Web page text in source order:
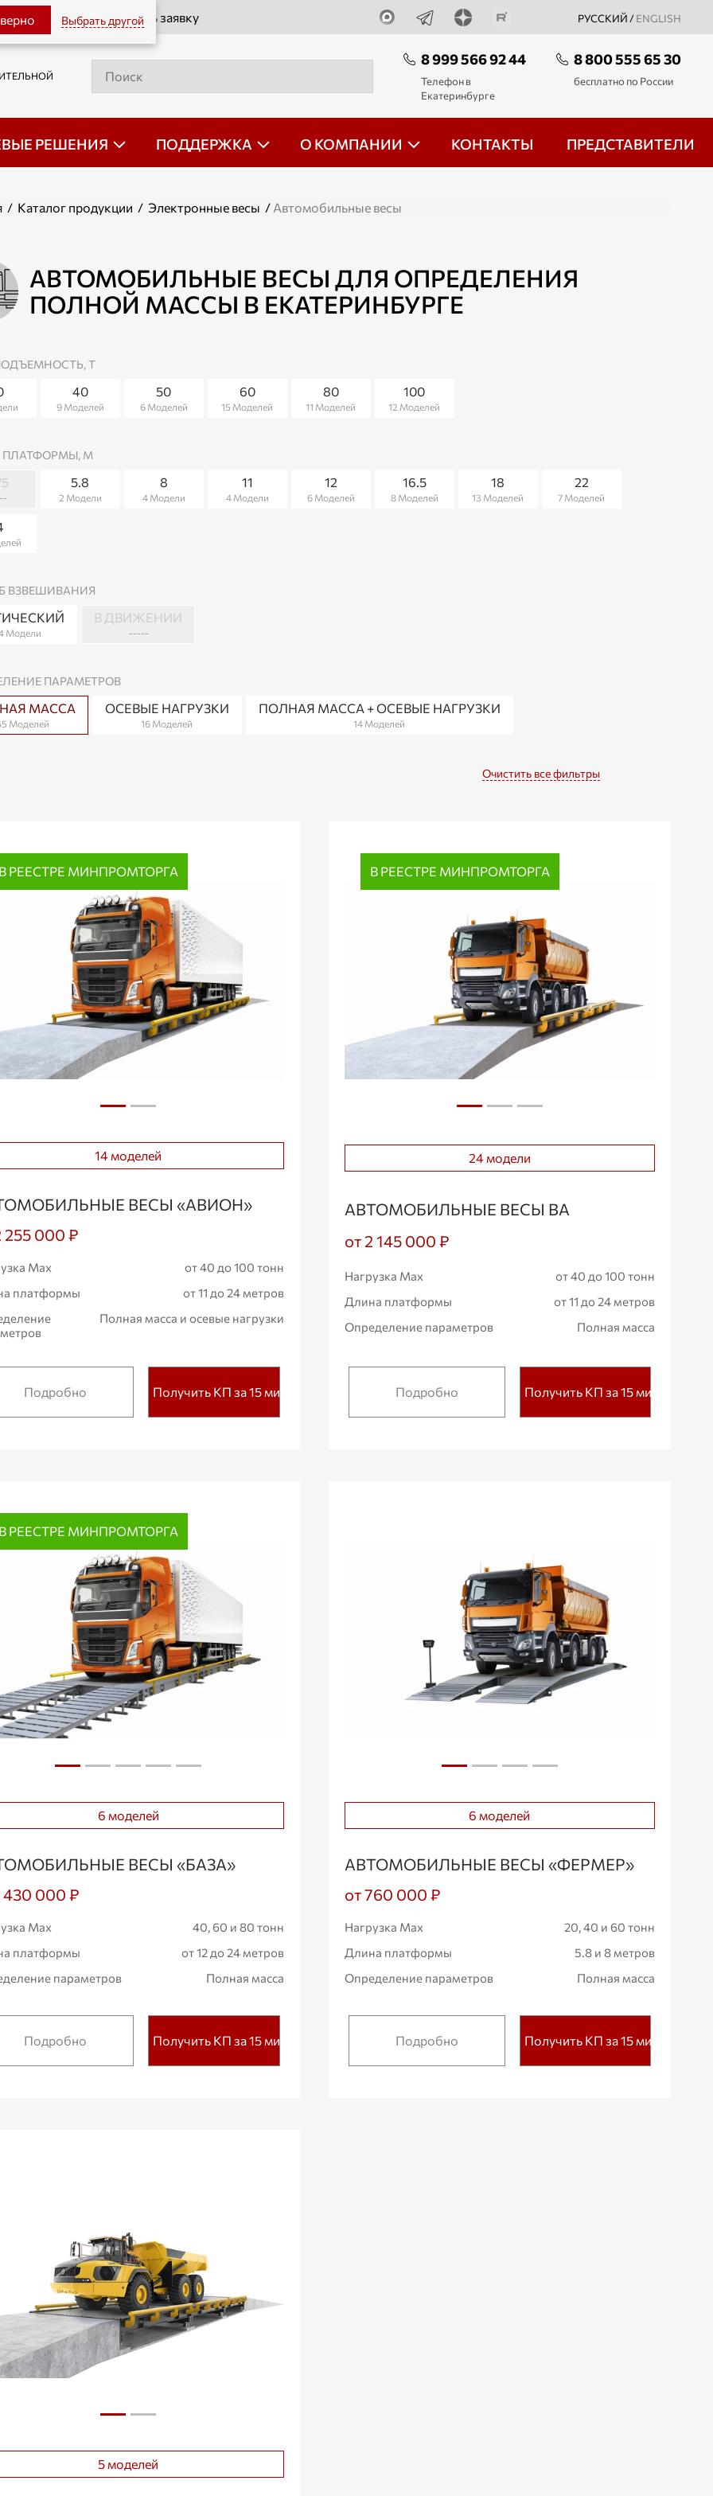
Выбрать другой РУССКИЙ / ENGLISH
Оставить заявку
8 999 566 92 44
Телефон в
Екатеринбурге
8 800 555 65 30
бесплатно по России
РЕШЕНИЯ ПОДДЕРЖКА О КОМПАНИИ КОНТАКТЫ ПРЕДСТАВИТЕЛИ
/ Каталог продукции / Электронные весы / Автомобильные весы
АВТОМОБИЛЬНЫЕ ВЕСЫ ДЛЯ ОПРЕДЕЛЕНИЯ
ПОЛНОЙ МАССЫ В ЕКАТЕРИНБУРГЕ
Т
40
9 Моделей
50
6 Моделей
60
15 Моделей
80
11 Моделей
100
12 Моделей
М
5.8
2 Модели
8
4 Модели
11
4 Модели
12
6 Моделей
16.5
8 Моделей
18
13 Моделей
22
7 Моделей
ВЗВЕШИВАНИЯ
Модели
В ДВИЖЕНИИ
-----
ПАРАМЕТРОВ
МАССА
Моделей
ОСЕВЫЕ НАГРУЗКИ
16 Моделей
ПОЛНАЯ МАССА + ОСЕВЫЕ НАГРУЗКИ
14 Моделей
Очистить все фильтры
В РЕЕСТРЕ МИНПРОМТОРГА
14 моделей
ВЕСЫ «АВИОН»
255 000 ₽
Max
от 40 до 100 тонн
платформы
от 11 до 24 метров
Полная масса и осевые нагрузки
Подробно Получить КП за 15 мин.
В РЕЕСТРЕ МИНПРОМТОРГА
24 модели
АВТОМОБИЛЬНЫЕ ВЕСЫ ВА
от 2 145 000 ₽
Нагрузка Max
от 40 до 100 тонн
Длина платформы
от 11 до 24 метров
Определение параметров
Полная масса
Подробно Получить КП за 15 мин.
В РЕЕСТРЕ МИНПРОМТОРГА
6 моделей
ВЕСЫ «БАЗА»
430 000 ₽
Max
40, 60 и 80 тонн
платформы
от 12 до 24 метров
параметров
Полная масса
Подробно Получить КП за 15 мин.
6 моделей
АВТОМОБИЛЬНЫЕ ВЕСЫ «ФЕРМЕР»
от 760 000 ₽
Нагрузка Max
20, 40 и 60 тонн
Длина платформы
5.8 и 8 метров
Определение параметров
Полная масса
Подробно Получить КП за 15 мин.
5 моделей